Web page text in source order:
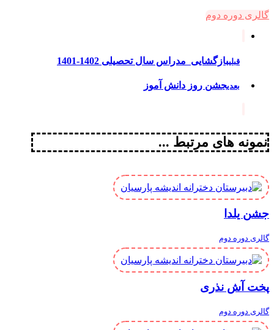
گالری دوره دوم
قبلیبازگشایی مدراس سال تحصیلی 1402-1401
بعدیجشن روز دانش آموز
نمونه های مرتبط ...
جشن یلدا
گالری دوره دوم
پخت آش نذری
گالری دوره دوم